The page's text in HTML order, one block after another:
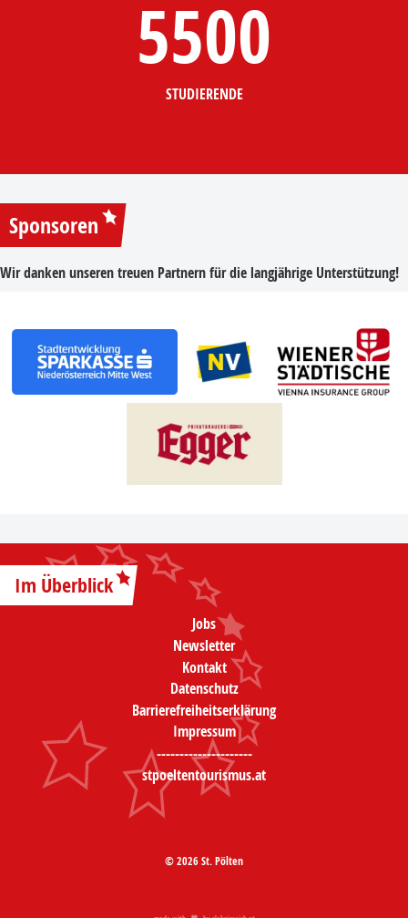
5500
STUDIERENDE
Sponsoren
Wir danken unseren treuen Partnern für die langjährige Unterstützung!
Im Überblick
Jobs
Newsletter
Kontakt
Datenschutz
Barrierefreiheitserklärung
Impressum
---------------------
stpoeltentourismus.at
© 2026 St. Pölten